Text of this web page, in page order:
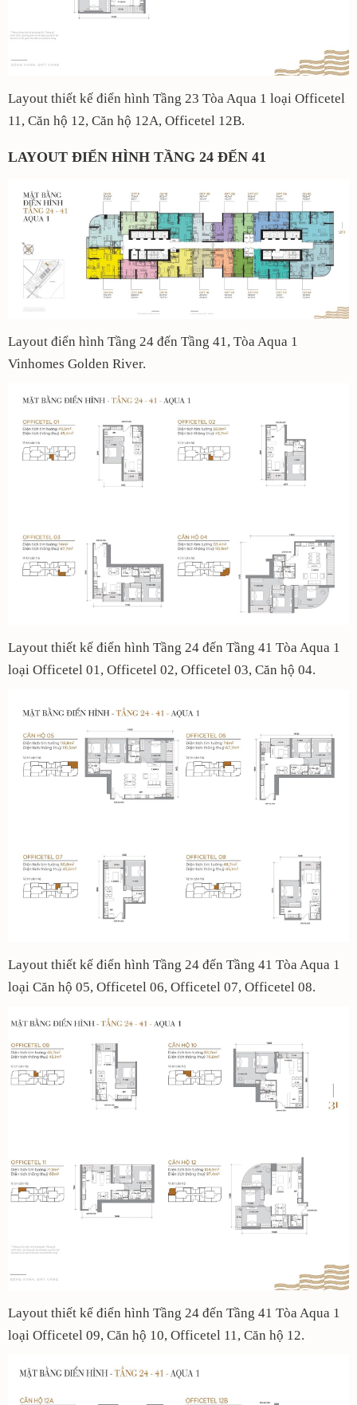
Layout thiết kế điển hình Tầng 23 Tòa Aqua 1 loại Officetel
11, Căn hộ 12, Căn hộ 12A, Officetel 12B.
LAYOUT ĐIỂN HÌNH TẦNG 24 ĐẾN 41
Layout điển hình Tầng 24 đến Tầng 41, Tòa Aqua 1
Vinhomes Golden River.
Layout thiết kế điển hình Tầng 24 đến Tầng 41 Tòa Aqua 1
loại Officetel 01, Officetel 02, Officetel 03, Căn hộ 04.
Layout thiết kế điển hình Tầng 24 đến Tầng 41 Tòa Aqua 1
loại Căn hộ 05, Officetel 06, Officetel 07, Officetel 08.
Layout thiết kế điển hình Tầng 24 đến Tầng 41 Tòa Aqua 1
loại Officetel 09, Căn hộ 10, Officetel 11, Căn hộ 12.